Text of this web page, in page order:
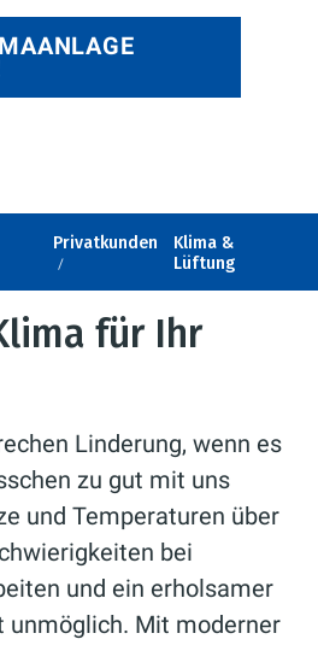
Privatkunden
Klima &
Lüftung
für Ihr
Linderung, wenn es
zu gut mit uns
und Temperaturen über
bei
und ein erholsamer
unmöglich. Mit moderner